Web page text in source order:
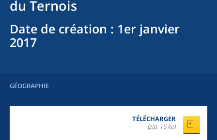
du Ternois
Date de création : 1er janvier
2017
GÉOGRAPHIE
TÉLÉCHARGER
(zip, 16 ko)